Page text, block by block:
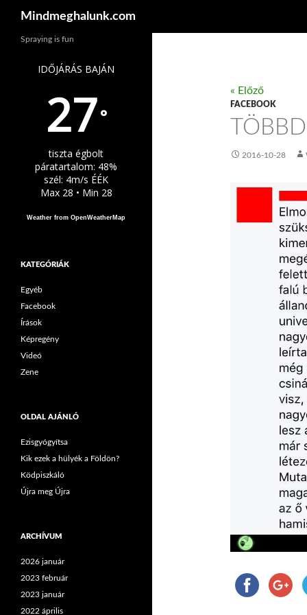
Mindmeghalunk.com
« Előző
FACEBOOK
2016-10-28
Spraying is fun
IDŐJÁRÁS BAJÁN
27°
tiszta égbolt
páratartalom: 48%
szél: 4m/s ÉÉK
Max 28 • Min 28
Weather from OpenWeatherMap
KATEGÓRIÁK
Egyéb
Facebook
Írások
Képregény
Videó
Zene
OLDAL AJÁNLÓ
Ezisgyógyítsa
Kik ezek a hülyék a Földön?
Ködpiszkáló
Újra meg Újra
ARCHÍVUM
2026 január
2023 február
2023 január
2022 április